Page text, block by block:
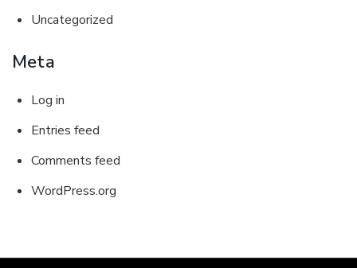
Uncategorized
Meta
Log in
Entries feed
Comments feed
WordPress.org